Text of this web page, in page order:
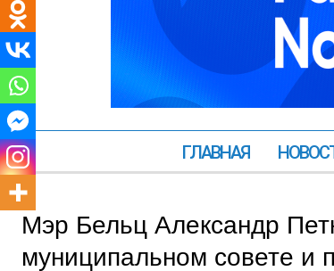
ГЛАВНАЯ
Мэр Бельц Александр
муниципальном совете и